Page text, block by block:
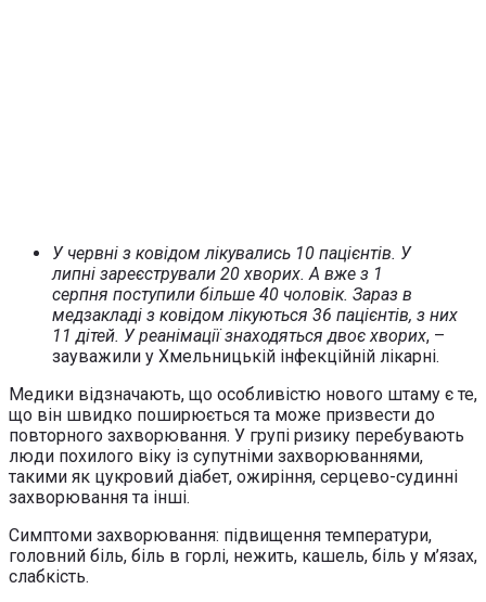
У червні з ковідом лікувались 10 пацієнтів. У
липні зареєстрували 20 хворих. А вже з 1
серпня поступили більше 40 чоловік. Зараз в
медзакладі з ковідом лікуються 36 пацієнтів, з них
11 дітей. У реанімації знаходяться двоє хворих, –
зауважили у Хмельницькій інфекційній лікарні.
Медики відзначають, що особливістю нового штаму є те,
що він швидко поширюється та може призвести до
повторного захворювання. У групі ризику перебувають
люди похилого віку із супутніми захворюваннями,
такими як цукровий діабет, ожиріння, серцево-судинні
захворювання та інші.
Симптоми захворювання: підвищення температури,
головний біль, біль в горлі, нежить, кашель, біль у м’язах,
слабкість.